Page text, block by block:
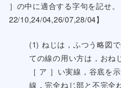
］の中に適合する字句を記せ。
22/10,24/04,26/07,28/04】
(1) ねじは，ふつう略図
ての線の用い方は，おね
［ ア ］い実線，谷底を
線，完全ねじ部と不完全